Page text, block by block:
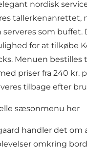
nordisk
tallerkenanrettet,
som buffet.
for at tilkøbe
Menuen bestilles
priser fra 240 kr.
tilbage efter
sæsonmenu her
handler det om
omkring